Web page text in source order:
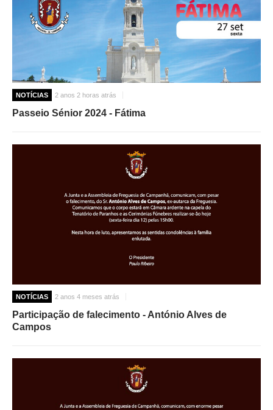
NOTÍCIAS 2 anos 2 horas atrás
Passeio Sénior 2024 - Fátima
NOTÍCIAS 2 anos 4 meses atrás
Participação de falecimento - António Alves de
Campos